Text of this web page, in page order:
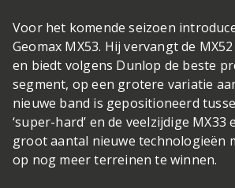
Voor het komende seizoen
Geomax MX53. Hij vervangt de
en biedt volgens Dunlop de beste
segment, op een grotere variatie
nieuwe band is gepositioneerd
‘super-hard’ en de veelzijdige MX33
groot aantal nieuwe technologieën
op nog meer terreinen te winnen.